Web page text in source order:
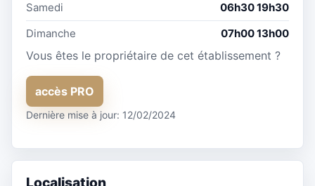
Samedi
06h30 19h30
Dimanche
07h00 13h00
Vous êtes le propriétaire de cet établissement ?
accès PRO
Dernière mise à jour: 12/02/2024
Localisation